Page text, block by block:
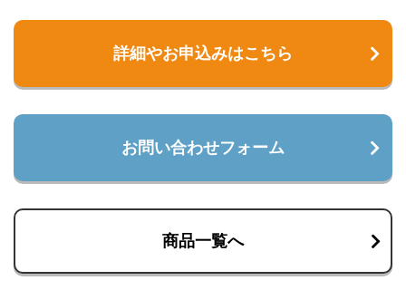
詳細やお申込みはこちら
お問い合わせフォーム
商品一覧へ